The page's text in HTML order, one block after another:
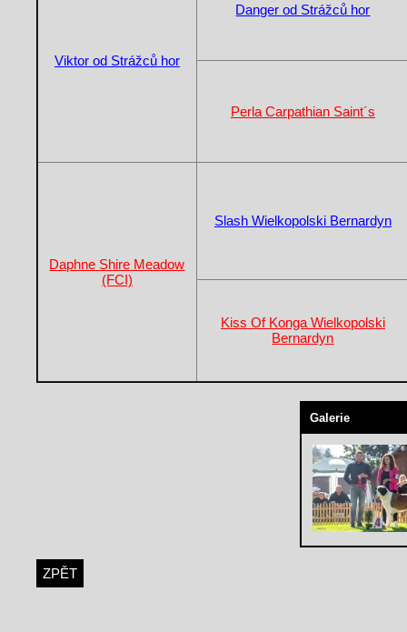
Viktor od Strážců hor
Danger od Strážců hor
Perla Carpathian Saint´s
Daphne Shire Meadow
(FCI)
Slash Wielkopolski Bernardyn
Kiss Of Konga Wielkopolski
Bernardyn
Galerie
ZPĚT